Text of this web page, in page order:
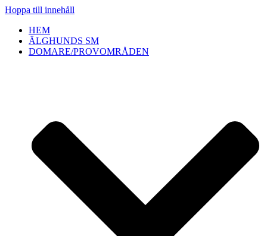
Hoppa till innehåll
HEM
ÄLGHUNDS SM
DOMARE/PROVOMRÅDEN